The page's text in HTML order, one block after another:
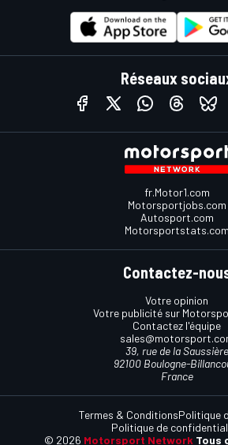
Réseaux
fr.Motor1.com
Motorsportjobs.com
Autosport.com
Motorsportstats.com
Contactez-
Votre opinion
Votre publicité sur
Contactez l'équipe
39, rue de la Saussière
92100 Boulogne-
France
© 2026 Motorsport Network Tous
Termes & ConditionsPolitique
Politique de